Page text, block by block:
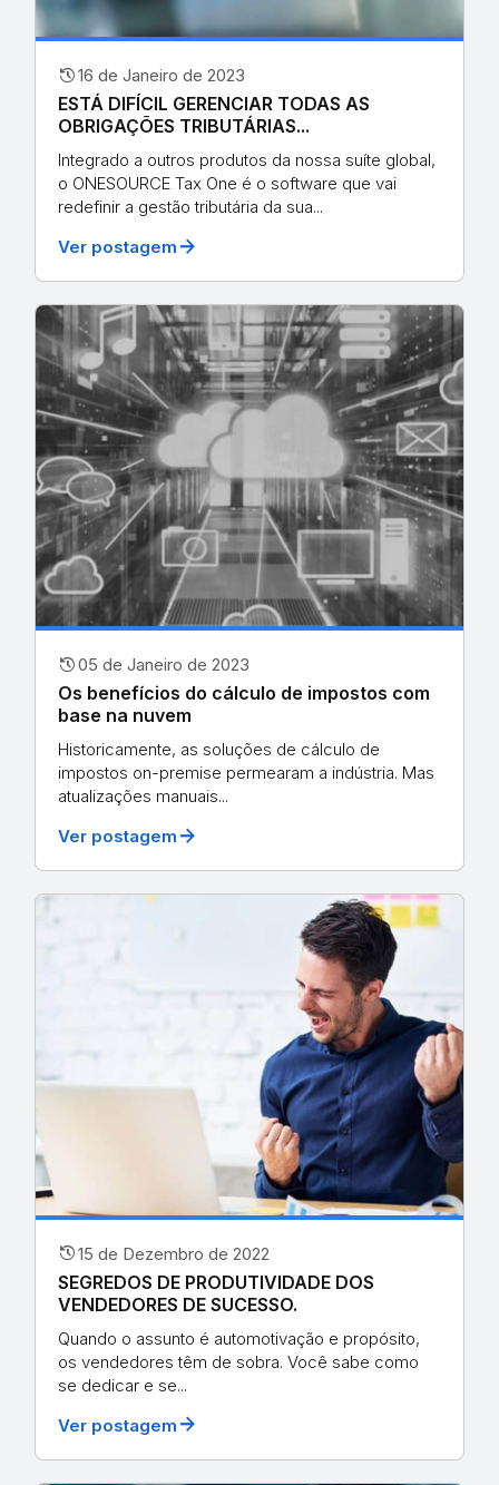
history16 de Janeiro de 2023
ESTÁ DIFÍCIL GERENCIAR TODAS AS
OBRIGAÇÕES TRIBUTÁRIAS...
Integrado a outros produtos da nossa suíte global,
o ONESOURCE Tax One é o software que vai
redefinir a gestão tributária da sua...
Ver postagem arrow_forward
history05 de Janeiro de 2023
Os benefícios do cálculo de impostos com
base na nuvem
Historicamente, as soluções de cálculo de
impostos on-premise permearam a indústria. Mas
atualizações manuais...
Ver postagem arrow_forward
history15 de Dezembro de 2022
SEGREDOS DE PRODUTIVIDADE DOS
VENDEDORES DE SUCESSO.
Quando o assunto é automotivação e propósito,
os vendedores têm de sobra. Você sabe como
se dedicar e se...
Ver postagem arrow_forward